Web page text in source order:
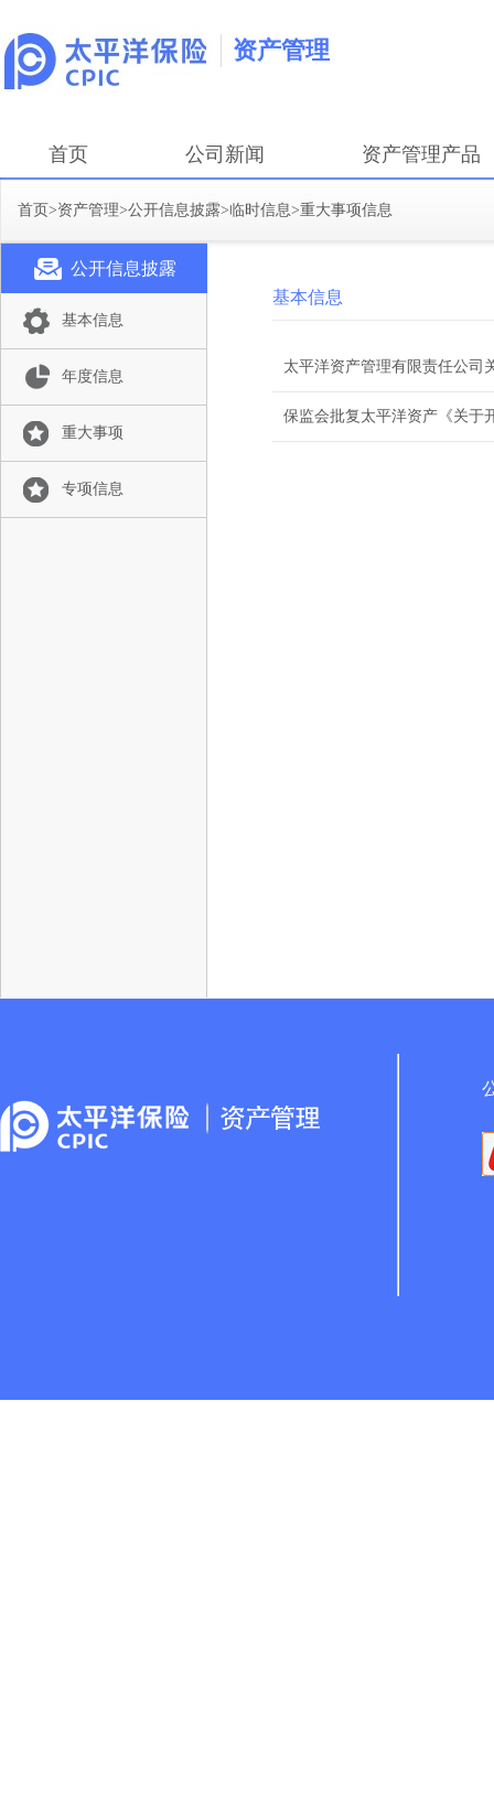
资产管理
首页 公司新闻 资产管理产品
首页>资产管理>公开信息披露>临时信息>重大事项信息
公开信息披露
基本信息
年度信息
重大事项
专项信息
基本信息
太平洋资产管理有限责任公司
保监会批复太平洋资产《关于